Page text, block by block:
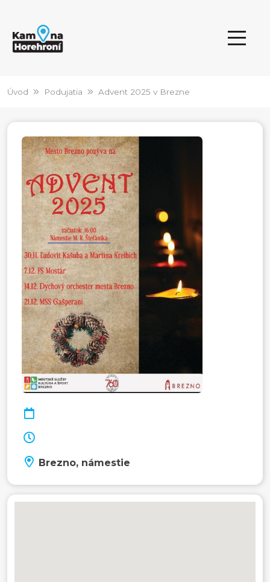
Úvod Podujatia Advent 2025 v Brezne
Brezno, námestie